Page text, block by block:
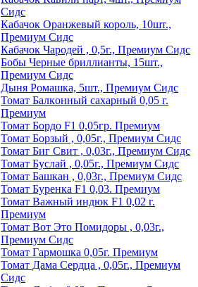
Сидс
Кабачок Оранжевый король, 10шт.,
Премиум Сидс
Кабачок Чародей , 0,5г., Премиум Сидс
Бобы Черные бриллианты, 15шт.,
Премиум Сидс
Дыня Ромашка, 5шт., Премиум Сидс
Томат Бaлкoнный caxapный 0,05 г.
Пpeмиyм
Томат Бордо F1 0,05гр. Премиум
Томат Борзый , 0,05г., Премиум Сидс
Томат Биг Свит , 0,03г., Премиум Сидс
Томат Буслай , 0,05г., Премиум Сидс
Томат Башкан , 0,03г., Премиум Сидс
Томат Буренка F1 0,03. Премиум
Томат Baжный индюк F1 0,02 г.
Пpeмиyм
Томат Вот Это Помидоры , 0,03г.,
Премиум Сидс
Томат Гармошка 0,05г. Премиум
Томат Дама Сердца , 0,05г., Премиум
Сидс